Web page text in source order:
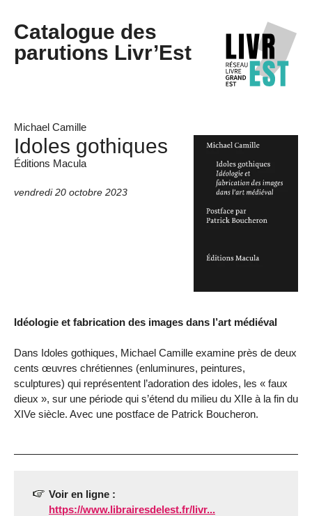
Catalogue des
parutions Livr’Est
Michael Camille
Idoles gothiques
Éditions Macula
vendredi 20 octobre 2023
Idéologie et fabrication des images dans l’art médiéval
Dans Idoles gothiques, Michael Camille examine près de deux
cents œuvres chrétiennes (enluminures, peintures,
sculptures) qui représentent l’adoration des idoles, les « faux
dieux », sur une période qui s’étend du milieu du XIIe à la fin du
XIVe siècle. Avec une postface de Patrick Boucheron.
Voir en ligne :
https://www.librairesdelest.fr/livr...